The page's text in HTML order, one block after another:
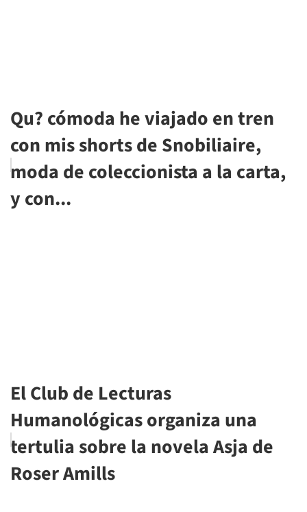
Qu? cómoda he viajado en tren
con mis shorts de Snobiliaire,
moda de coleccionista a la carta,
y con...
El Club de Lecturas
Humanológicas organiza una
tertulia sobre la novela Asja de
Roser Amills